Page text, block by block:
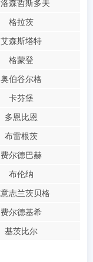
森哲斯多夫
格拉茨
艾森斯塔特
格蒙登
奥伯谷尔格
卡芬堡
多恩比恩
布雷根茨
费尔德巴赫
布伦纳
志兰茨贝格
费尔德基希
基茨比尔